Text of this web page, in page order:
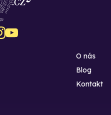
O nás
Blog
Kontakt